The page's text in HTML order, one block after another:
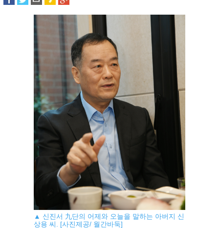
▲ 신진서 九단의 어제와 오늘을 말하는 아버지 신
상용 씨. [사진제공/ 월간바둑]